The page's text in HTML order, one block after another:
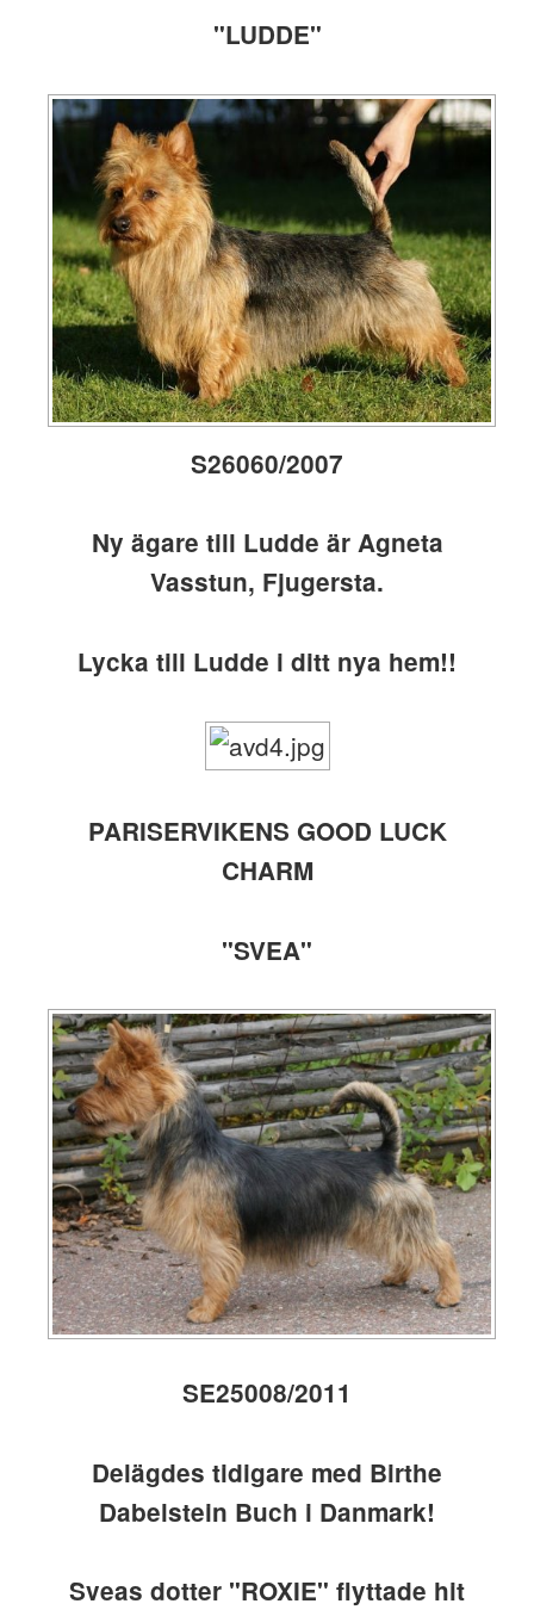
"LUDDE"
S26060/2007
Ny ägare till Ludde är Agneta
Vasstun, Fjugersta.
Lycka till Ludde i ditt nya hem!!
PARISERVIKENS GOOD LUCK
CHARM
"SVEA"
SE25008/2011
Delägdes tidigare med Birthe
Dabelstein Buch i Danmark!
Sveas dotter "ROXIE" flyttade hit